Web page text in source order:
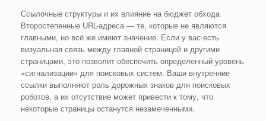
Ссылочные структуры и их влияние на бюджет обхода
Второстепенные URL-адреса — те, которые не являются
главными, но всё же имеют значение. Если у вас есть
визуальная связь между главной страницей и другими
страницами, это позволит обеспечить определенный уровень
«сигнализации» для поисковых систем. Ваши внутренние
ссылки выполняют роль дорожных знаков для поисковых
роботов, а их отсутствие может привести к тому, что
некоторые страницы останутся незамеченными.